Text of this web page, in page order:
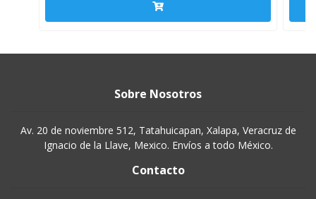
Sobre Nosotros
Av. 20 de noviembre 512, Tatahuicapan, Xalapa, Veracruz de
Ignacio de la Llave, Mexico. Envíos a todo México.
Contacto